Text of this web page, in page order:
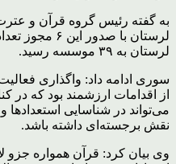
به گفته رئیس گروه قرآن و
لرستان با
لرستان به ۳۹ موسسه رسید.
سوری ادامه داد: واگذاری
از اقدامات ارزشمند بود که در
می‌تواند در شناسایی
نقش برجسته‌ای داشته باشد.
وی بیان کرد: قرآن همواره جزو